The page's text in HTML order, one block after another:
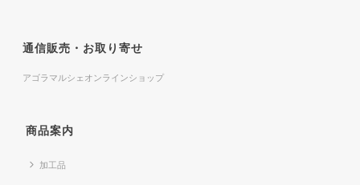
通信販売・お取り寄せ
アゴラマルシェオンラインショップ
商品案内
加工品